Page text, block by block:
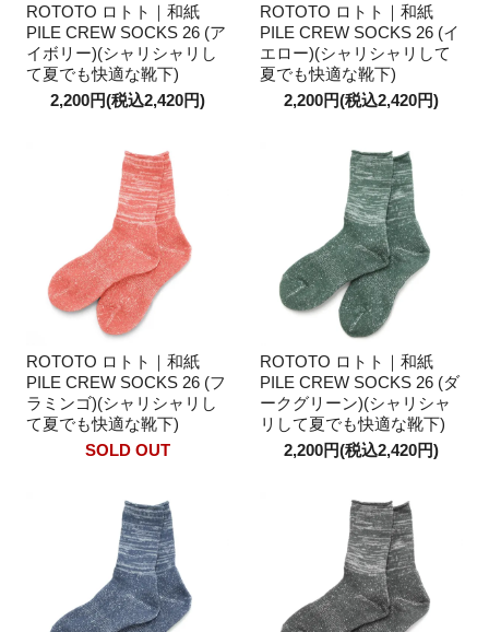
ROTOTO ロトト｜和紙
PILE CREW SOCKS 26 (ア
イボリー)(シャリシャリし
て夏でも快適な靴下)
2,200円(税込2,420円)
ROTOTO ロトト｜和紙
PILE CREW SOCKS 26 (イ
エロー)(シャリシャリして
夏でも快適な靴下)
2,200円(税込2,420円)
ROTOTO ロトト｜和紙
PILE CREW SOCKS 26 (フ
ラミンゴ)(シャリシャリし
て夏でも快適な靴下)
SOLD OUT
ROTOTO ロトト｜和紙
PILE CREW SOCKS 26 (ダ
ークグリーン)(シャリシャ
リして夏でも快適な靴下)
2,200円(税込2,420円)